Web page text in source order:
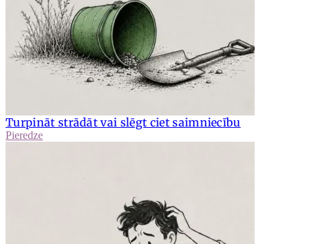
Turpināt strādāt vai slēgt ciet saimniecību
Pieredze